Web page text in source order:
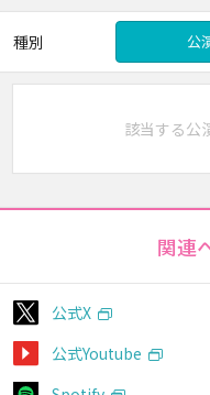
種別 公
該当する公
関連
公式X
公式Youtube